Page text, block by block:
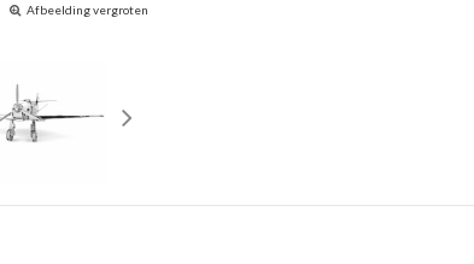
Afbeelding vergroten